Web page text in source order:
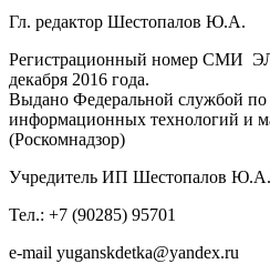
Гл. редактор Шестопалов Ю.А.
Регистрационный номер СМИ
декабря 2016 года.
Выдано Федеральной службой по
информационных технологий и
(Роскомнадзор)
Учредитель ИП Шестопалов Ю.А.
Тел.: +7 (90285) 95701
e-mail yuganskdetka@yandex.ru